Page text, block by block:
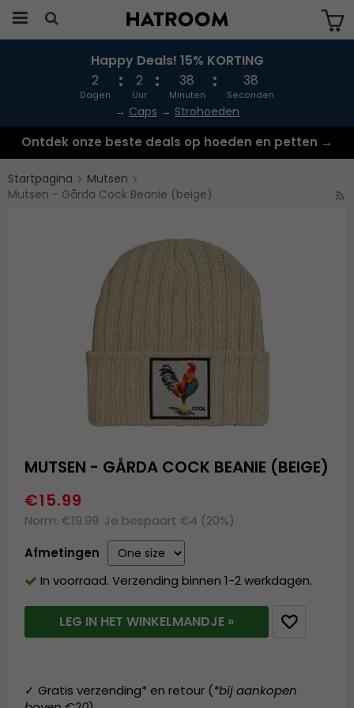
Produkten har blivit tillagd i varukorgen
Happy Deals! 15% KORTING
2
Dagen
2
Uur
38
Minuten
38
Seconden
→ Caps → Strohoeden
Ontdek onze beste deals op hoeden en petten →
Startpagina
Mutsen
Mutsen - Gårda Cock Beanie (beige)
MUTSEN - GÅRDA COCK BEANIE (BEIGE)
€15.99
Norm. €19.99. Je bespaart €4 (20%)
Afmetingen
In voorraad. Verzending binnen 1-2 werkdagen.
LEG IN HET WINKELMANDJE »
✓ Gratis verzending* en retour (*bij aankopen